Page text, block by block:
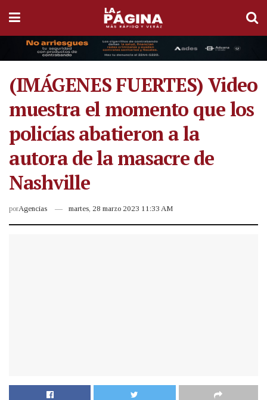
(IMÁGENES FUERTES) Video
muestra el momento que los
policías abatieron a la
autora de la masacre de
Nashville
porAgencias martes, 28 marzo 2023 11:33 AM